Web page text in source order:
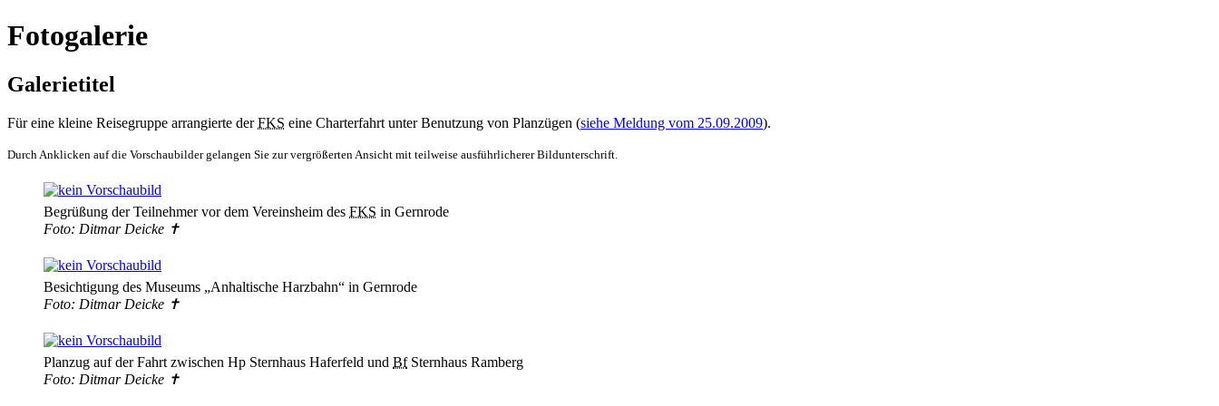
Fotogalerie
Galerietitel
Für eine kleine Reisegruppe arrangierte derFKS eine Charterfahrt unter Benutzung von Planzügen (siehe Meldung vom 25.09.2009).
Durch Anklicken auf die Vorschaubilder gelangen Sie zur vergrößerten Ansicht mit teilweise ausführlicherer Bildunterschrift.
Begrüßung der Teilnehmer vor dem Vereinsheim des FKS in Gernrode
Foto: Ditmar Deicke ✝
Besichtigung des Museums „Anhaltische Harzbahn“ in Gernrode
Foto: Ditmar Deicke ✝
Planzug auf der Fahrt zwischen Hp Sternhaus Haferfeld und BfSternhaus Ramberg
Foto: Ditmar Deicke ✝